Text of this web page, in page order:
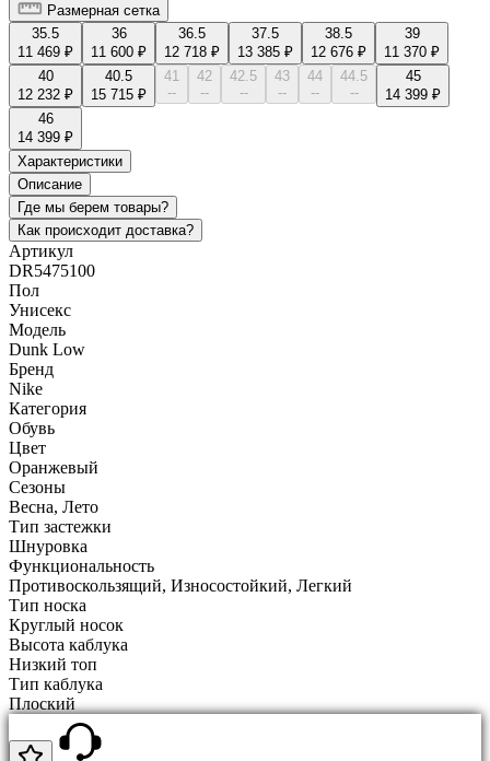
Размерная сетка
35.5
11 469 ₽
36
11 600 ₽
36.5
12 718 ₽
37.5
13 385 ₽
38.5
12 676 ₽
39
11 370 ₽
40
12 232 ₽
40.5
15 715 ₽
41
--
42
--
42.5
--
43
--
44
--
44.5
--
45
14 399 ₽
46
14 399 ₽
Характеристики
Описание
Где мы берем товары?
Как происходит доставка?
Артикул
DR5475100
Пол
Унисекс
Модель
Dunk Low
Бренд
Nike
Категория
Обувь
Цвет
Оранжевый
Сезоны
Весна, Лето
Тип застежки
Шнуровка
Функциональность
Противоскользящий, Износостойкий, Легкий
Тип носка
Круглый носок
Высота каблука
Низкий топ
Тип каблука
Плоский